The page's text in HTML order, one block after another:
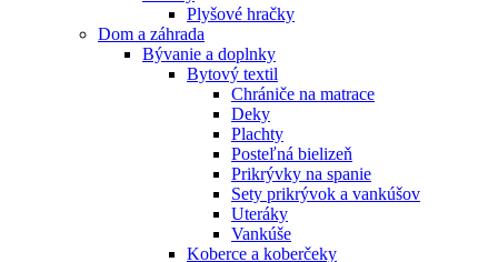
Plyšové hračky
Dom a záhrada
Bývanie a doplnky
Bytový textil
Chrániče na matrace
Deky
Plachty
Posteľná bielizeň
Prikrývky na spanie
Sety prikrývok a vankúšov
Uteráky
Vankúše
Koberce a koberčeky